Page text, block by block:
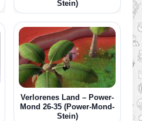
Stein)
Verlorenes Land – Power-
Mond 26-35 (Power-Mond-
Stein)